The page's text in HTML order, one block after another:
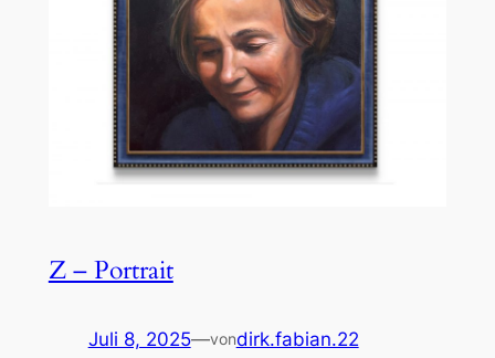
Z – Portrait
Juli 8, 2025—vondirk.fabian.22